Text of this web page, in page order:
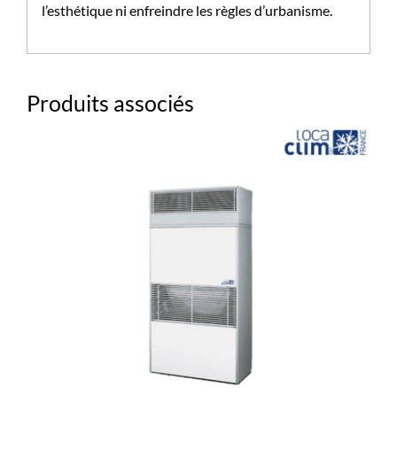
l’esthétique ni enfreindre les règles d’urbanisme.
Produits associés